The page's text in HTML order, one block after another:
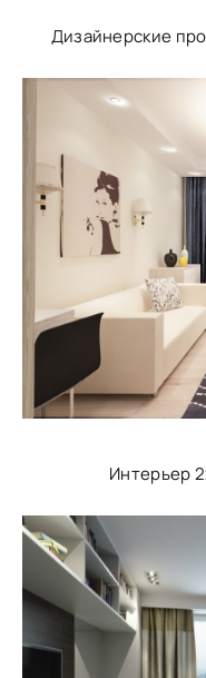
Дизайнерские
Интерьер